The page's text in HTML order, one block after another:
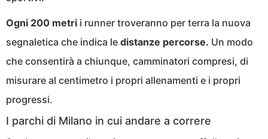
Ogni 200 metri i runner troveranno per terra la nuova
segnaletica che indica le distanze percorse. Un modo
che consentirà a chiunque, camminatori compresi, di
misurare al centimetro i propri allenamenti e i propri
progressi.
I parchi di Milano in cui andare a correre